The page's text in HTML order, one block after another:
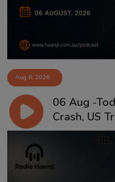
Aug 6, 2026
06 Aug -
Crash, US